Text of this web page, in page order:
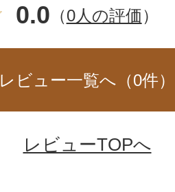
0.0 （0人の評価）
レビュー一覧へ（0件）
レビューTOPへ